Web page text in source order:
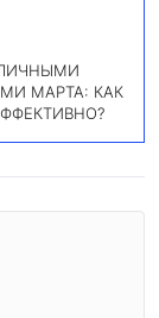
МАРТА: КАК